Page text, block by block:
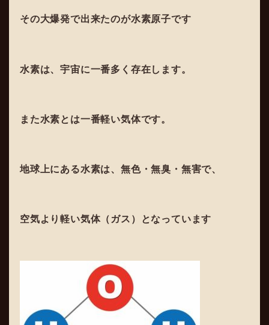
その大爆発で出来たのが水素原子です
水素は、宇宙に一番多く存在します。
また水素とは一番軽い気体です。
地球上にある水素は、無色・無臭・無害で、
空気より軽い気体（ガス）となっています